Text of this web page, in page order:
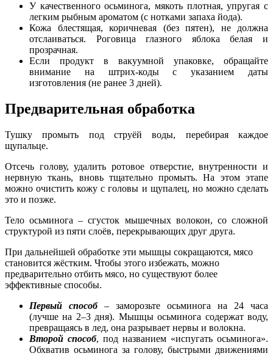
У качественного осьминога, мякоть плотная, упругая с
легким рыбным ароматом (с нотками запаха йода).
Кожа блестящая, коричневая (без пятен), не должна
отслаиваться. Роговица глазного яблока белая и
прозрачная.
Если продукт в вакуумной упаковке, обращайте
внимание на штрих-коды с указанием даты
изготовления (не ранее 3 дней).
Предварительная обработка
Тушку промыть под струёй воды, перебирая каждое
щупальце.
Отсечь голову, удалить ротовое отверстие, внутренности и
нервную ткань, вновь тщательно промыть. На этом этапе
можно очистить кожу с головы и щупалец, но можно сделать
это и позже.
Тело осьминога – сгусток мышечных волокон, со сложной
структурой из пяти слоёв, перекрывающих друг друга.
При дальнейшей обработке эти мышцы сокращаются, мясо
становится жёстким. Чтобы этого избежать, можно
предварительно отбить мясо, но существуют более
эффективные способы.
Первый способ– заморозьте осьминога на 24 часа
(лучше на 2–3 дня). Мышцы осьминога содержат воду,
превращаясь в лед, она разрывает нервы и волокна.
Второй способ, под названием «испугать осьминога».
Обхватив осьминога за голову, быстрыми движениями